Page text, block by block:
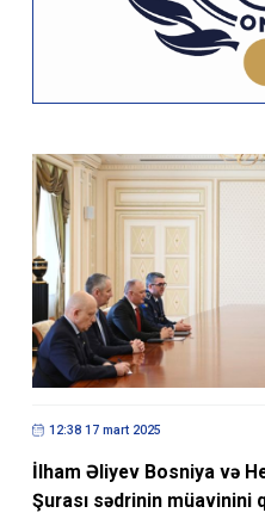
12:38 17 mart 2025
İlham Əliyev Bosniya və
Şurası sədrinin müavinini